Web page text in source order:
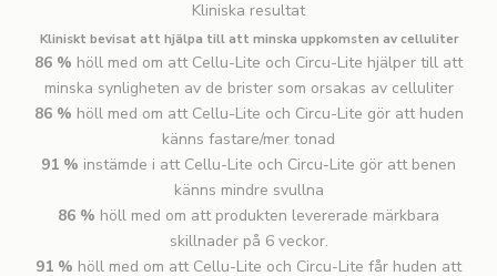
Kliniska resultat
Kliniskt bevisat att hjälpa till att minska uppkomsten av celluliter
86 % höll med om att Cellu-Lite och Circu-Lite hjälper till att
minska synligheten av de brister som orsakas av celluliter
86 % höll med om att Cellu-Lite och Circu-Lite gör att huden
känns fastare/mer tonad
91 % instämde i att Cellu-Lite och Circu-Lite gör att benen
känns mindre svullna
86 % höll med om att produkten levererade märkbara
skillnader på 6 veckor.
91 % höll med om att Cellu-Lite och Circu-Lite får huden att